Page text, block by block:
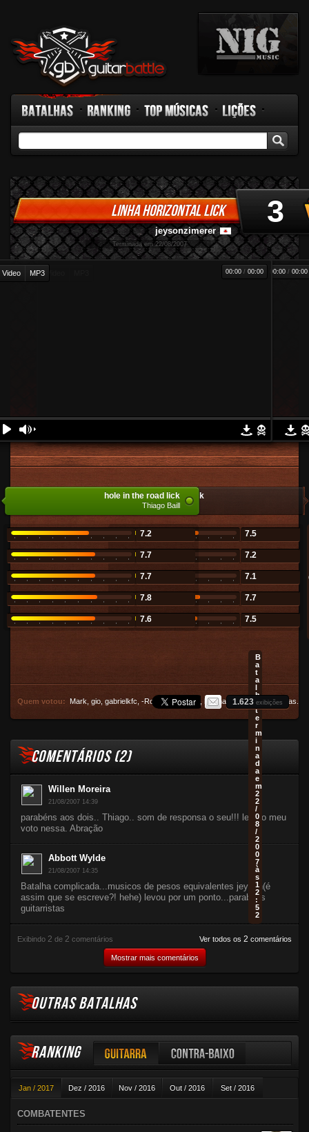
GB TV
Rádio Fórum Facebook
LINHA HORIZONTAL LICK 3
-
jeysonzimerer
Terminada em 22/08/2007
00:00 / 00:00
Video MP3 00:00 / 00:00
linha horizontal lick
jeysonzimerer
7.5
7.2
7.1
7.7
7.5
hole in the road lick
Thiago Baill
7.2
7.7
7.7
7.8
7.6
B
a
t
a
l
h
a
t
e
r
m
i
n
a
d
a
e
m
2
2
/
0
8
/
2
0
0
7
à
s
1
2
:
5
2
Quem votou: Mark gio gabrielkfc -Rodrigo Casttro- , helena eoutras 11 pessoas.
1.623 exibições
COMENTÁRIOS (2)
Willen Moreira
21/08/2007 14:39
parabéns aos dois.. Thiago.. som de responsa o seu!!! leva o meu
voto nessa. Abração
Abbott Wylde
21/08/2007 14:35
Batalha complicada...musicos de pesos equivalentes jeyson(é
assim que se escreve?! hehe) levou por um ponto...parabens
guitarristas
Exibindo 2 de 2 comentários
Mostrar mais comentários
Ver todos os 2 comentários
OUTRAS BATALHAS
RANKING
Jan / 2017 Dez / 2016 Nov / 2016 Out / 2016 Set / 2016
Ago / 2016 Jul / 2016
Guitarra Contra-baixo
COMBATENTES